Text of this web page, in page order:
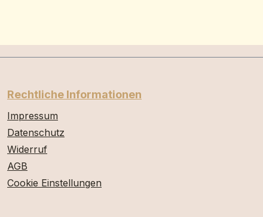
Rechtliche Informationen
Impressum
Datenschutz
Widerruf
AGB
Cookie Einstellungen